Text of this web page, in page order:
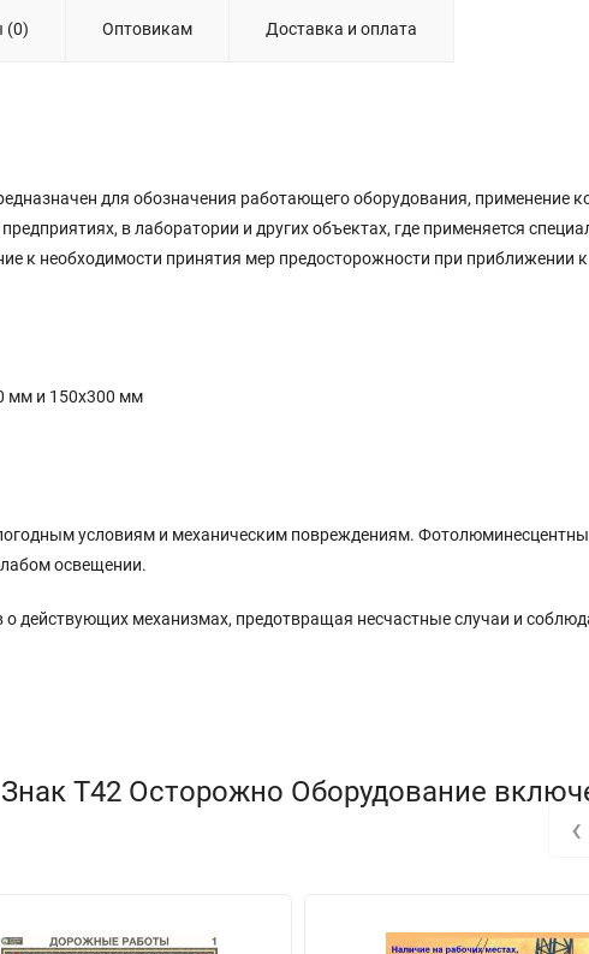
(0) Оптовикам Доставка и оплата
для обозначения работающего оборудования, применение
в лаборатории и других объектах, где применяется
к необходимости принятия мер предосторожности при приближении к
мм и 150x300 мм
условиям и механическим повреждениям.
освещении.
о действующих механизмах, предотвращая несчастные случаи и
T42 Осторожно Оборудование
‹